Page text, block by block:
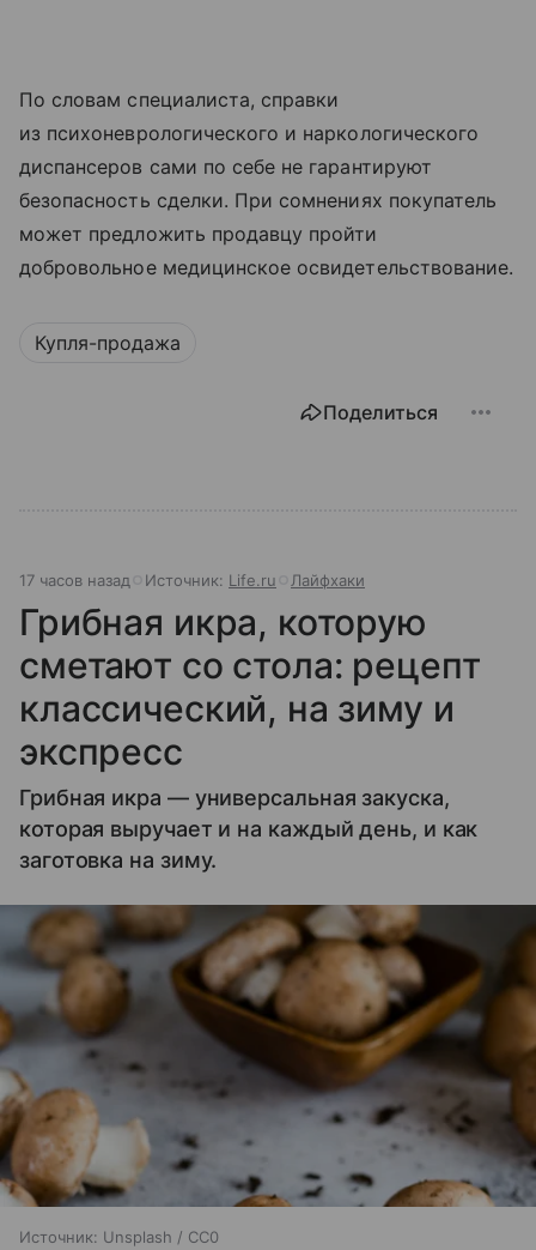
По словам специалиста, справки
из психоневрологического и наркологического
диспансеров сами по себе не гарантируют
безопасность сделки. При сомнениях покупатель
может предложить продавцу пройти
добровольное медицинское освидетельствование.
Купля-продажа
Поделиться
17 часов назад Источник: Life.ru Лайфхаки
Грибная икра, которую
сметают со стола: рецепт
классический, на зиму и
экспресс
Грибная икра — универсальная закуска,
которая выручает и на каждый день, и как
заготовка на зиму.
Источник: Unsplash / CC0